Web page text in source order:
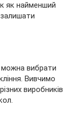
як найменший
можна вибрати
Вивчимо
виробників